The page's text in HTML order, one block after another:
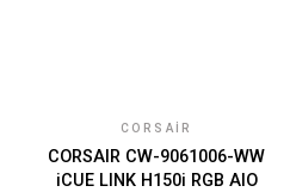
CORSAIR
CORSAIR CW-9061006-WW
iCUE LINK H150i RGB AIO